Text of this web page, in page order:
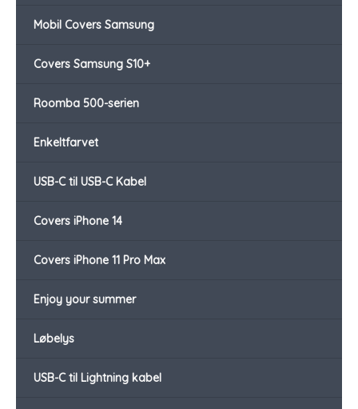
Mobil Covers Samsung
Covers Samsung S10+
Roomba 500-serien
Enkeltfarvet
USB-C til USB-C Kabel
Covers iPhone 14
Covers iPhone 11 Pro Max
Enjoy your summer
Løbelys
USB-C til Lightning kabel